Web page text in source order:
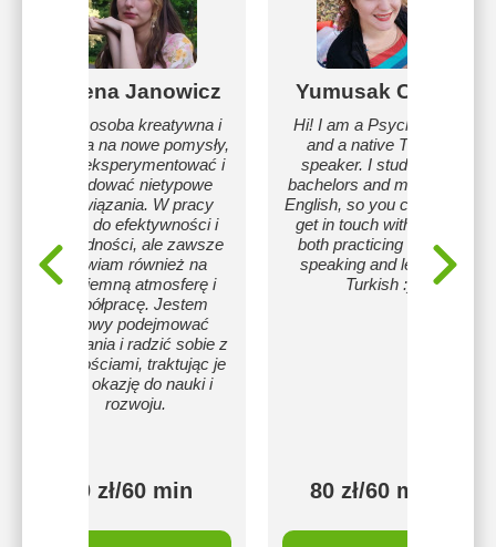
Helena Janowicz
Jako osoba kreatywna i
otwarta na nowe pomysły,
lubię eksperymentować i
znajdować nietypowe
rozwiązania. W pracy
dążę do efektywności i
dokładności, ale zawsze
stawiam również na
przyjemną atmosferę i
współpracę. Jestem
gotowy podejmować
wyzwania i radzić sobie z
trudnościami, traktując je
jako okazję do nauki i
rozwoju.
50 zł/60 min
Yumusak Cansu
Hi! I am a Psychologist,
and a native Turkish
speaker. I studied my
bachelors and masters in
English, so you can safely
get in touch with me for
both practicing English
speaking and learning
Turkish :)
80 zł/60 min